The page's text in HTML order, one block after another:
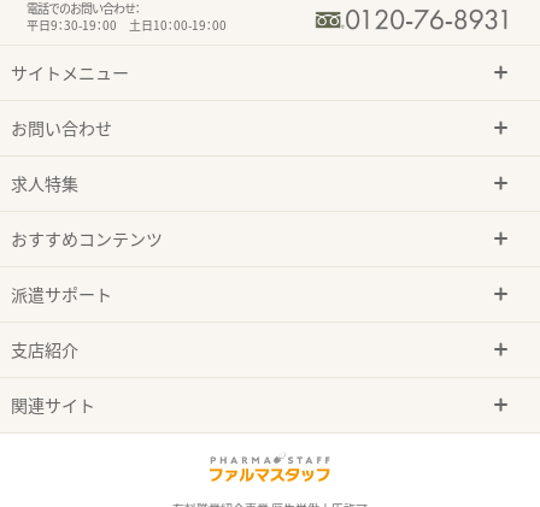
電話でのお問い合わせ：
平日9：30-19：00 土日10：00-19：00
サイトメニュー
お問い合わせ
求人特集
おすすめコンテンツ
派遣サポート
支店紹介
関連サイト